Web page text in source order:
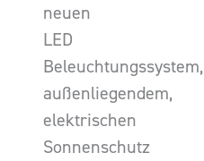
neuen
LED
Beleuchtungssystem,
außenliegendem,
elektrischen
Sonnenschutz